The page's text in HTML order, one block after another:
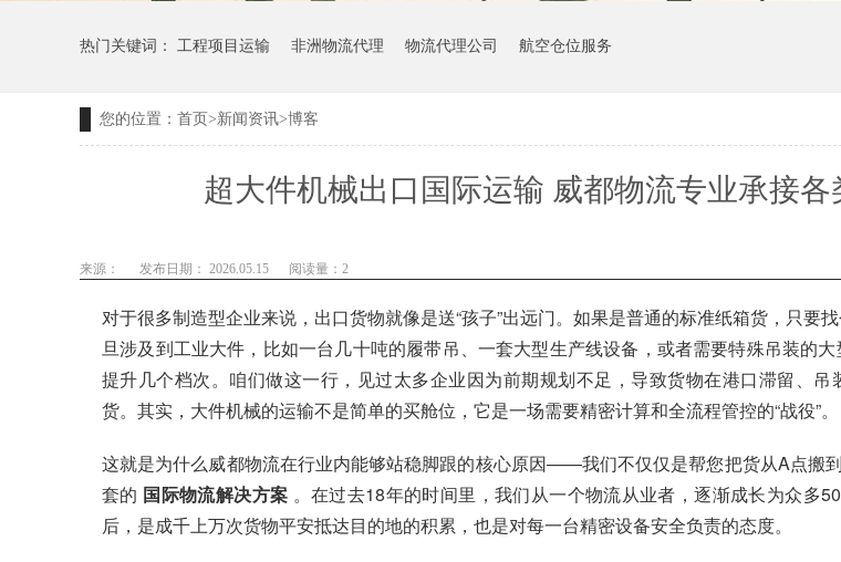
热门关键词： 工程项目运输 非洲物流代理 物流代理公司 航空仓位服务
您的位置： 首页>新闻资讯>博客
超大件机械出口国际运输 威都物流专业承接各
来源： 发布日期： 2026.05.15 阅读量： 2
对于很多制造型企业来说，出口货物就像是送“孩子”出远门。如果是普通的标准纸箱货，只要
旦涉及到工业大件，比如一台几十吨的履带吊、一套大型生产线设备，或者需要特殊吊装的
提升几个档次。咱们做这一行，见过太多企业因为前期规划不足，导致货物在港口滞留、
货。其实，大件机械的运输不是简单的买舱位，它是一场需要精密计算和全流程管控的“战役”。
这就是为什么威都物流在行业内能够站稳脚跟的核心原因——我们不仅仅是帮您把货从A点搬
套的 国际物流解决方案 。在过去18年的时间里，我们从一个物流从业者，逐渐成长为众多
后，是成千上万次货物平安抵达目的地的积累，也是对每一台精密设备安全负责的态度。